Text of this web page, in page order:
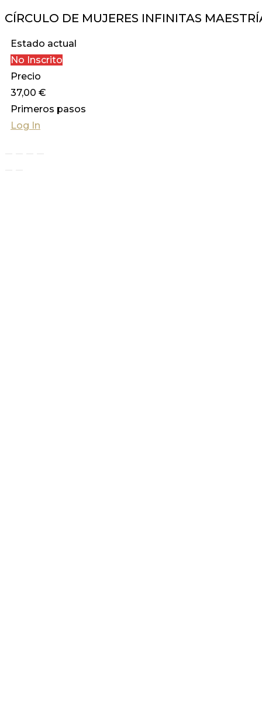
CÍRCULO DE MUJERES INFINITAS
Estado actual
No Inscrito
Precio
37,00 €
Primeros pasos
Log In